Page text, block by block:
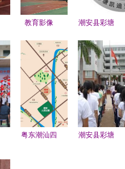
教育影像
学校与潮安
县彩塘中学
掠影
潮安县彩塘
钢制品厂
粤东潮汕四
潮安县彩塘